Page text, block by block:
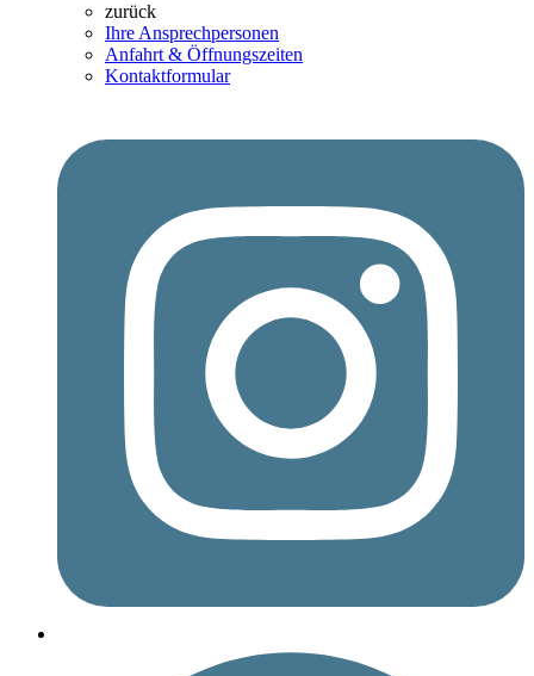
zurück
Ihre Ansprechpersonen
Anfahrt & Öffnungszeiten
Kontaktformular